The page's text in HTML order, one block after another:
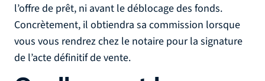
l’offre de prêt, ni avant le déblocage des fonds.
Concrètement, il obtiendra sa commission lorsque
vous vous rendrez chez le notaire pour la signature
de l’acte définitif de vente.